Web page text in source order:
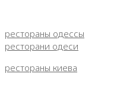
рестораны одессы
ресторани одеси
рестораны киева